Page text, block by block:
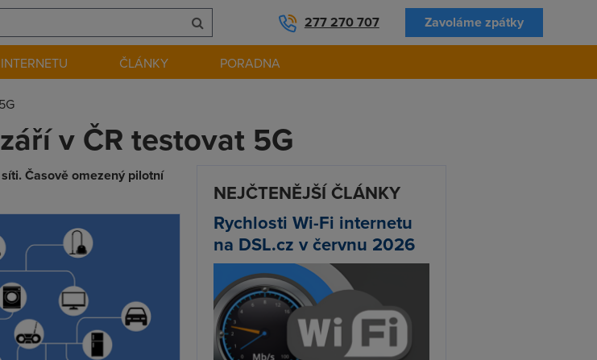
277 270 707 Zavoláme zpátky
ČLÁNKY PORADNA
v ČR testovat 5G
Časově omezený pilotní
NEJČTENĚJŠÍ ČLÁNKY
Rychlosti Wi-Fi internetu
na DSL.cz v červnu 2026